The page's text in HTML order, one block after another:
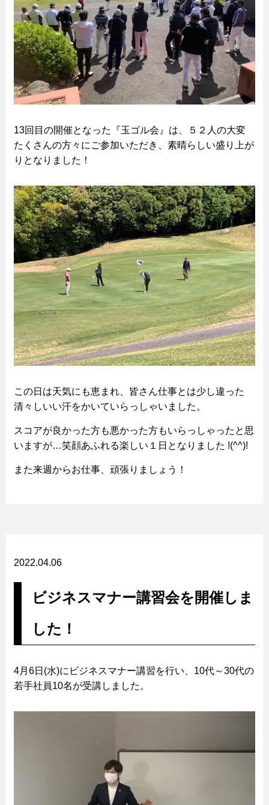
13回目の開催となった『玉ゴル会』は、５２人の大変
たくさんの方々にご参加いただき、素晴らしい盛り上が
りとなりました！
この日は天気にも恵まれ、皆さん仕事とは少し違った
清々しいい汗をかいていらっしゃいました。
スコアが良かった方も悪かった方もいらっしゃったと思
いますが…笑顔あふれる楽しい１日となりました !(^^)!
また来週からお仕事、頑張りましょう！
2022.04.06
ビジネスマナー講習会を開催しま
した！
4月6日(水)にビジネスマナー講習を行い、10代～30代の
若手社員10名が受講しました。